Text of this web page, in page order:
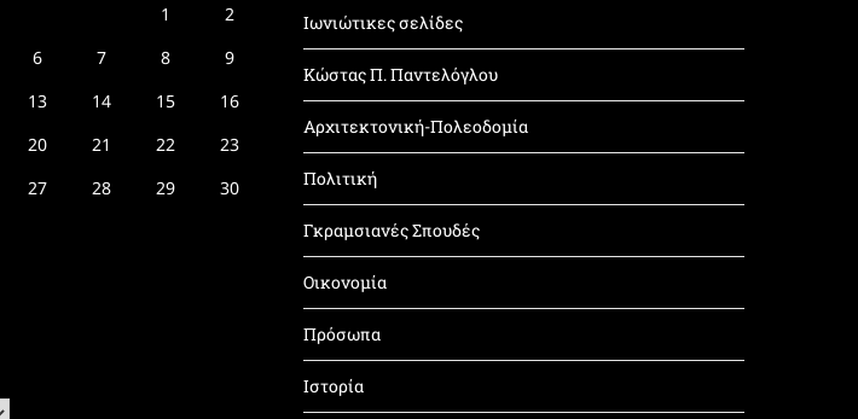
1
2
6 7 8
9
13 14 15
16
20 21 22
23
27 28 29
30
Ιωνιώτικες σελίδες
Κώστας Π. Παντελόγλου
Αρχιτεκτονική-Πολεοδομία
Πολιτική
Γκραμσιανές Σπουδές
Οικονομία
Πρόσωπα
Ιστορία